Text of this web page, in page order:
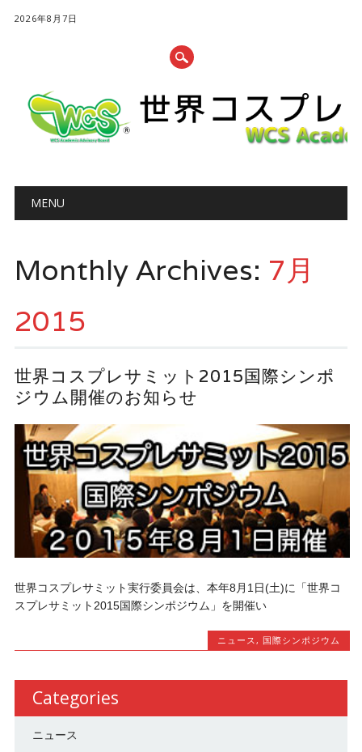
2026年8月7日
Main menu
MENU
Monthly Archives: 7月
2015
世界コスプレサミット2015国際シンポ
ジウム開催のお知らせ
世界コスプレサミット実行委員会は、本年8月1日(土)に「世界コ
スプレサミット2015国際シンポジウム」を開催い
ニュース, 国際シンポジウム
Categories
ニュース